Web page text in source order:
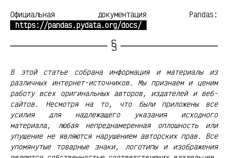
Официальная документация Pandas:
https://pandas.pydata.org/docs/
В этой статье собрана информация и материалы из
различных интернет-источников. Мы признаем и ценим
работу всех оригинальных авторов, издателей и веб-
сайтов. Несмотря на то, что были приложены все
усилия для надлежащего указания исходного
материала, любая непреднамеренная оплошность или
упущение не являются нарушением авторских прав. Все
упомянутые товарные знаки, логотипы и изображения